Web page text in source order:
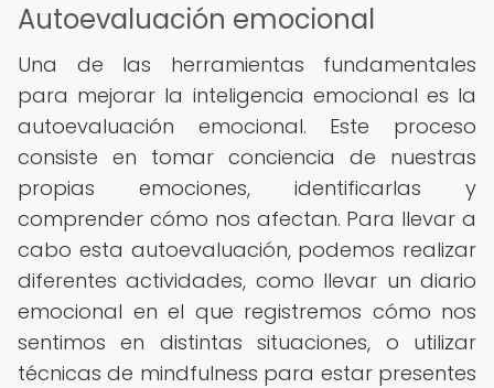
Autoevaluación emocional
Una de las herramientas fundamentales
para mejorar la inteligencia emocional es la
autoevaluación emocional. Este proceso
consiste en tomar conciencia de nuestras
propias emociones, identificarlas y
comprender cómo nos afectan. Para llevar a
cabo esta autoevaluación, podemos realizar
diferentes actividades, como llevar un diario
emocional en el que registremos cómo nos
sentimos en distintas situaciones, o utilizar
técnicas de mindfulness para estar presentes